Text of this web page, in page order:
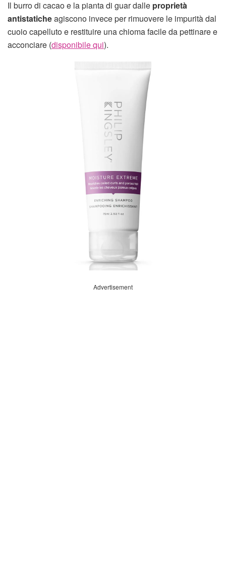
Il burro di cacao e la pianta di guar dalle proprietà
antistaticheagiscono invece per rimuovere le impurità dal
cuoio capelluto e restituire una chioma facile da pettinare e
acconciare (disponibile qui).
Advertisement